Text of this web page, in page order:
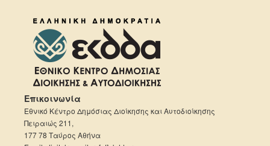
Επικοινωνία
Εθνικό Κέντρο Δημόσιας Διοίκησης και Αυτοδιοίκησης
Πειραιώς 211,
177 78 Ταύρος Αθήνα